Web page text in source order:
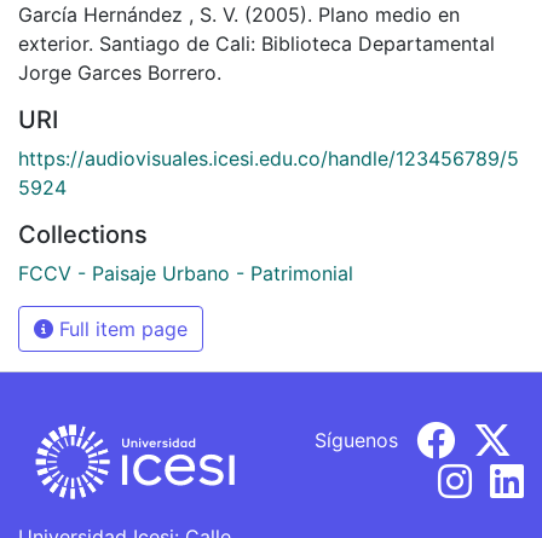
García Hernández , S. V. (2005). Plano medio en
exterior. Santiago de Cali: Biblioteca Departamental
Jorge Garces Borrero.
URI
https://audiovisuales.icesi.edu.co/handle/123456789/5
5924
Collections
FCCV - Paisaje Urbano - Patrimonial
Full item page
Síguenos